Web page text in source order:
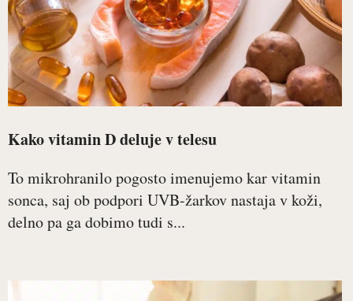
Kako vitamin D deluje v telesu
To mikrohranilo pogosto imenujemo kar vitamin
sonca, saj ob podpori UVB-žarkov nastaja v koži,
delno pa ga dobimo tudi s...